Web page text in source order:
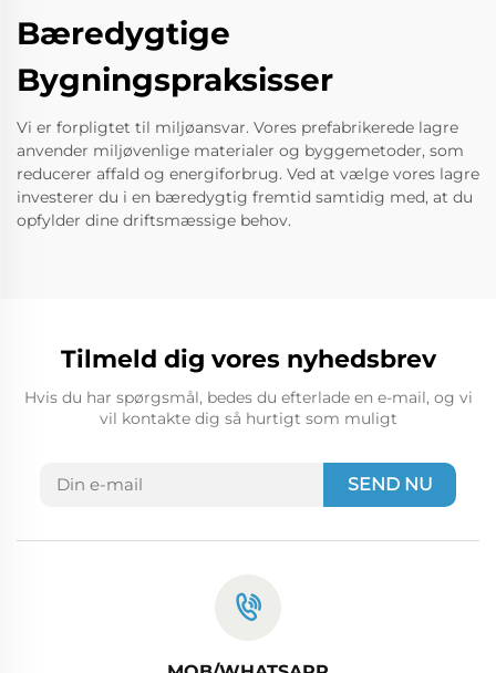
Bæredygtige
Bygningspraksisser
Vi er forpligtet til miljøansvar. Vores prefabrikerede lagre
anvender miljøvenlige materialer og byggemetoder, som
reducerer affald og energiforbrug. Ved at vælge vores lagre
investerer du i en bæredygtig fremtid samtidig med, at du
opfylder dine driftsmæssige behov.
Tilmeld dig vores nyhedsbrev
Hvis du har spørgsmål, bedes du efterlade en e-mail, og vi
vil kontakte dig så hurtigt som muligt
SEND NU